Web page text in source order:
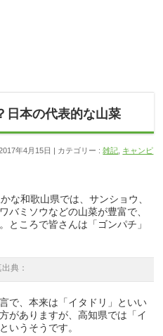
日本の代表的な山菜
年4月15日 カテゴリー :雑記 キャンピ
な和歌山県では、サンショウ、
バミソウなどの山菜が豊富で、
ところで皆さんは「ゴンパチ」
典：
で、本来は「イタドリ」といい
がありますが、高知県では「イ
いうそうです。